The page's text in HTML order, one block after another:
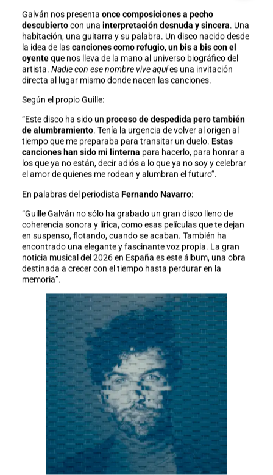
Galván nos presenta once composiciones a pecho
descubiertocon una interpretación desnuda y sincera. Una
habitación, una guitarra y su palabra. Un disco nacido desde
la idea de lascanciones como refugio, un bis a bis con el
oyenteque nos lleva de la mano al universo biográfico del
artista. Nadie con ese nombre vive aquíes una invitación
directa al lugar mismo donde nacen las canciones.
Según el propio Guille:
“Este disco ha sido un proceso de despedida pero también
de alumbramiento. Tenía la urgencia de volver al origen al
tiempo que me preparaba para transitar un duelo. Estas
canciones han sido mi linterna para hacerlo, para honrar a
los que ya no están, decir adiós a lo que ya no soy y celebrar
el amor de quienes me rodean y alumbran el futuro”.
En palabras del periodista Fernando Navarro:
“Guille Galván no sólo ha grabado un gran disco lleno de
coherencia sonora y lírica, como esas películas que te dejan
en suspenso, flotando, cuando se acaban. También ha
encontrado una elegante y fascinante voz propia. La gran
noticia musical del 2026 en España es este álbum, una obra
destinada a crecer con el tiempo hasta perdurar en la
memoria”.